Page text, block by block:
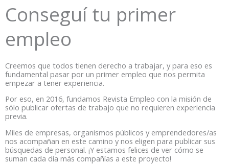
Conseguí tu primer
empleo
Creemos que todos tienen derecho a trabajar, y para eso es
fundamental pasar por un primer empleo que nos permita
empezar a tener experiencia.
Por eso, en 2016, fundamos Revista Empleo con la misión de
sólo publicar ofertas de trabajo que no requieren experiencia
previa.
Miles de empresas, organismos públicos y emprendedores/as
nos acompañan en este camino y nos eligen para publicar sus
búsquedas de personal. ¡Y estamos felices de ver cómo se
suman cada día más compañías a este proyecto!